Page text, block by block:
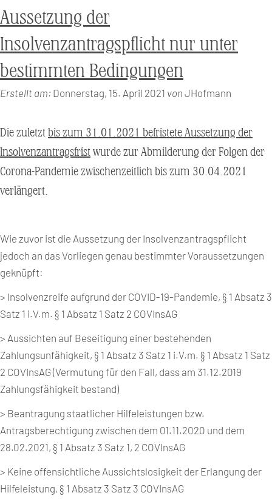
Aussetzung der
Insolvenzantragspflicht nur unter
bestimmten Bedingungen
Erstellt am: Donnerstag, 15. April 2021 von JHofmann
Die zuletztbis zum 31.01.2021 befristete Aussetzung der
Insolvenzantragsfristwurde zur Abmilderung der Folgen der
Corona-Pandemie zwischenzeitlich bis zum 30.04.2021
verlängert.
Wie zuvor ist die Aussetzung der Insolvenzantragspflicht
jedoch an das Vorliegen genau bestimmter Voraussetzungen
geknüpft:
> Insolvenzreife aufgrund der COVID-19-Pandemie, § 1 Absatz 3
Satz 1 i.V.m. § 1 Absatz 1 Satz 2 COVInsAG
> Aussichten auf Beseitigung einer bestehenden
Zahlungsunfähigkeit, § 1 Absatz 3 Satz 1 i.V.m. § 1 Absatz 1 Satz
2 COVInsAG (Vermutung für den Fall, dass am 31.12.2019
Zahlungsfähigkeit bestand)
> Beantragung staatlicher Hilfeleistungen bzw.
Antragsberechtigung zwischen dem 01.11.2020 und dem
28.02.2021, § 1 Absatz 3 Satz 1, 2 COVInsAG
> Keine offensichtliche Aussichtslosigkeit der Erlangung der
Hilfeleistung, § 1 Absatz 3 Satz 3 COVInsAG